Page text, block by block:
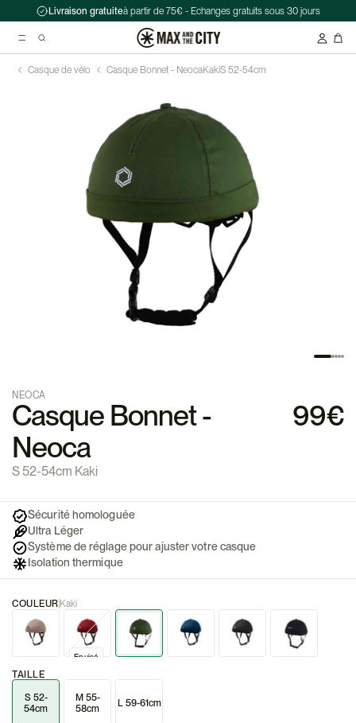
Livraison gratuiteà partir de 75€ - Echanges gratuits sous 30 jours
Antivol chaîne Kryptonite Evolution Series 4 1090 - 90 cm
Casque Abus HUD-Y ACE
Double sacoche Porte-Bagage - Ortlieb - Back-Roller Classic
Casque de vélo Casque Bonnet - NeocaKakiS 52-54cm
NEOCA
Casque Bonnet -
Neoca
S 52-54cm Kaki
99€
Sécurité homologuée
Ultra Léger
Système de réglage pour ajuster votre casque
Isolation thermique
COULEUR Kaki
Epuisé
TAILLE
S 52-
54cm
M 55-
58cm
L 59-61cm